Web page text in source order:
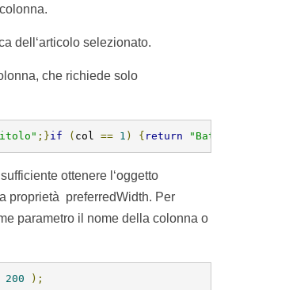
dell‘articolo selezionato.
che richiede solo
;}if ( col == 1 ) { return "Battute"
ottenere l‘oggetto
proprietà preferredWidth. Per
parametro il nome della colonna o
200 );